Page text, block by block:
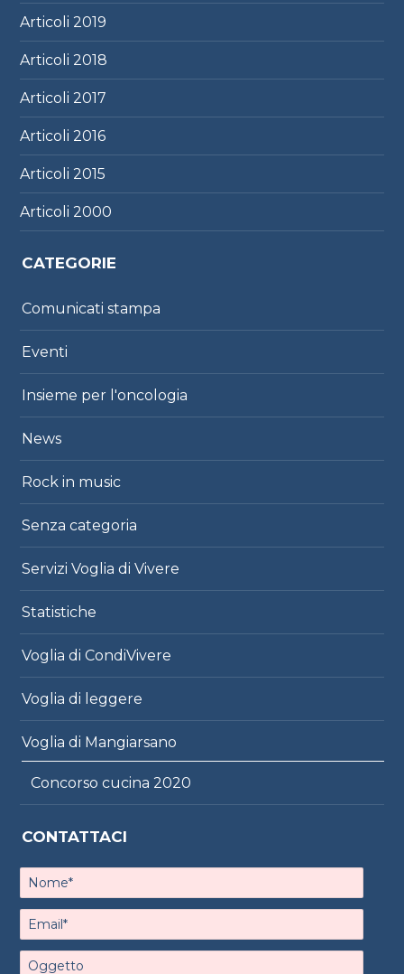
Articoli2019
Articoli2018
Articoli2017
Articoli2016
Articoli2015
Articoli2000
CATEGORIE
Comunicati stampa
Eventi
Insieme per l'oncologia
News
Rock in music
Senza categoria
Servizi Voglia di Vivere
Statistiche
Voglia di CondiVivere
Voglia di leggere
Voglia di Mangiarsano
Concorso cucina 2020
CONTATTACI